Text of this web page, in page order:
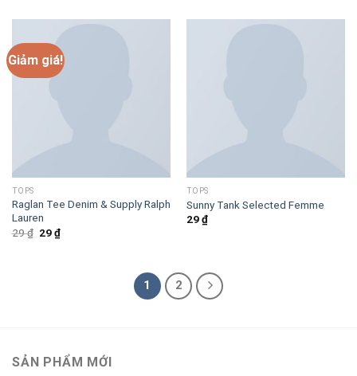
29 ₫.
Giảm giá!
TOPS
Raglan Tee Denim & Supply Ralph
Lauren
29₫ Giá
gốc
29₫Giá
hiện
TOPS
Sunny Tank Selected Femme
29₫
1 2
SẢN PHẨM MỚI